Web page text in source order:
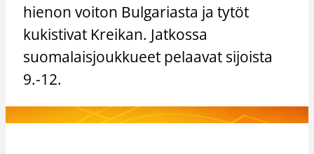
hienon voiton Bulgariasta ja tytöt
kukistivat Kreikan. Jatkossa
suomalaisjoukkueet pelaavat sijoista
9.-12.